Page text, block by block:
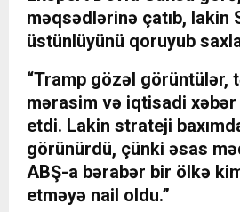
məqsədlərinə çatıb, lakin
üstünlüyünü qoruyub
“Tramp gözəl görüntülər,
mərasim və iqtisadi xəbər
etdi. Lakin strateji
görünürdü, çünki əsas
ABŞ-a bərabər bir ölkə
etməyə nail oldu.”